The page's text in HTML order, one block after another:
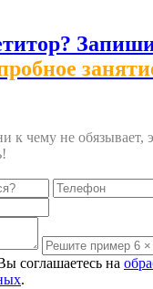
к чему не обязывает,
соглашаетесь на
.